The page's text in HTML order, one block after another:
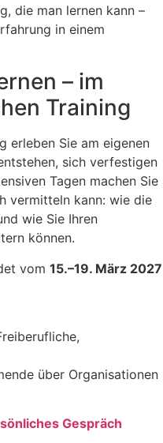
die man lernen kann –
in einem
– im
Training
erleben Sie am eigenen
sich verfestigen
Tagen machen Sie
vermitteln kann: wie die
wie Sie Ihren
können.
vom 15.–19. März 2027
über Organisationen
Gespräch